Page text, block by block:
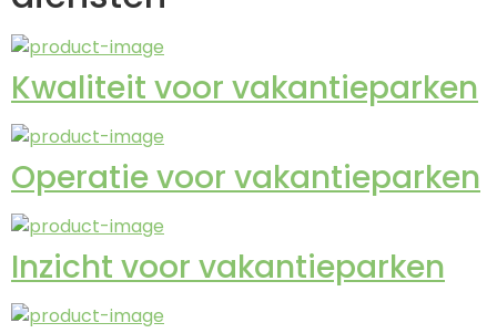
Kwaliteit voor vakantieparken
Operatie voor vakantieparken
Inzicht voor vakantieparken